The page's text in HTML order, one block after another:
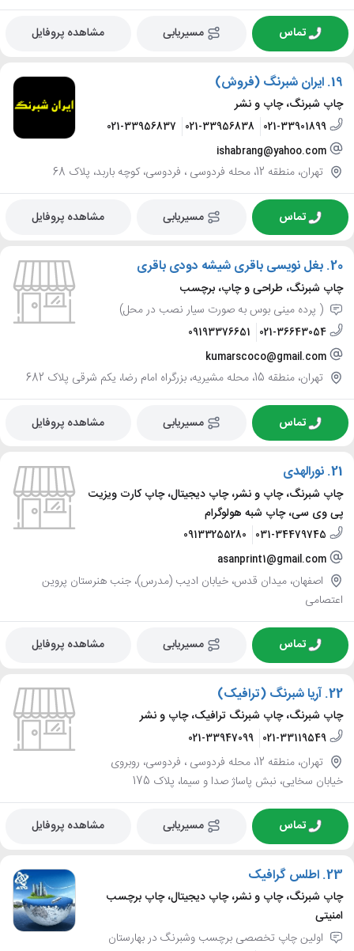
تماس مسیریابی مشاهده پروفایل
19. ایران شبرنگ (فروش)
چاپ شبرنگ، چاپ و نشر
021-33901899
021-33956838
021-33956837
ishabrang@yahoo.com
تهران، منطقه 12، محله فردوسی ، فردوسی، کوچه باربد، پلاک 68
تماس مسیریابی مشاهده پروفایل
20. بغل نویسی باقری شیشه دودی باقری
چاپ شبرنگ، طراحی و چاپ، برچسب
( پرده مینی بوس به صورت سیار نصب در محل)
021-36643054
09193376651
kumarscoco@gmail.com
تهران، منطقه 15، محله مشیریه، بزرگراه امام رضا، یکم شرقی پلاک 682
تماس مسیریابی مشاهده پروفایل
21. نورالهدی
چاپ شبرنگ، چاپ و نشر، چاپ دیجیتال، چاپ کارت ویزیت
پی وی سی، چاپ شبه هولوگرام
031-34479745
09133255280
asanprint1@gmail.com
اصفهان، میدان قدس، خیابان ادیب (مدرس)، جنب هنرستان پروین
اعتصامی
تماس مسیریابی مشاهده پروفایل
22. آریا شبرنگ (ترافیک)
چاپ شبرنگ، چاپ شبرنگ ترافیک، چاپ و نشر
021-33119549
021-33947099
تهران، منطقه 12، محله فردوسی ، فردوسی، روبروی
خیابان سخایی، نبش پاساژ صدا و سیما، پلاک 175
تماس مسیریابی مشاهده پروفایل
23. اطلس گرافیک
چاپ شبرنگ، چاپ و نشر، چاپ دیجیتال، چاپ برچسب
امنیتی
اولین چاپ تخصصی برچسب وشبرنگ در بهارستان